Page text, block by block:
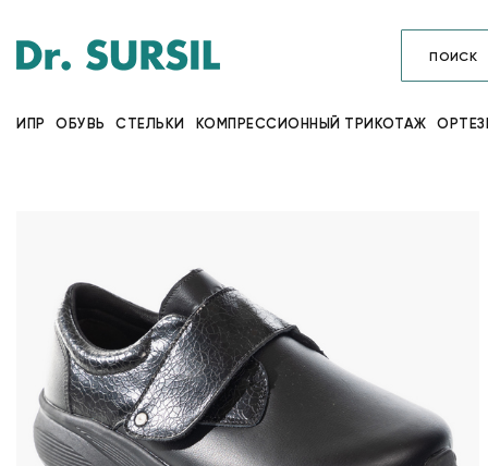
ИПР ОБУВЬ СТЕЛЬКИ КОМПРЕССИОННЫЙ ТРИКОТАЖ